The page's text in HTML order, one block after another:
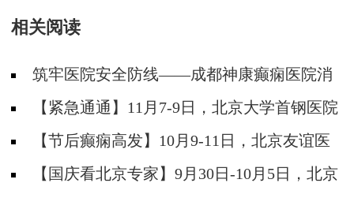
相关阅读
筑牢医院安全防线——成都神康癫痫医院消
防安全培训纪实
【紧急通通】11月7-9日，北京大学首钢医院
神经内科胡颖教授亲临成都会诊，破解癫痫疑难
【节后癫痫高发】10月9-11日，北京友谊医
院陈葵博士免费会诊+治疗援助，破解癫痫难
【国庆看北京专家】9月30日-10月5日，北京